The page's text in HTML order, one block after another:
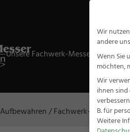
Unsere Fachwerk-Messer
Aufbewahren / Fachwerk-Messer
Wir
andere
Wenn Sie
möchten,
Wir
ihnen sind
B. für
Weitere